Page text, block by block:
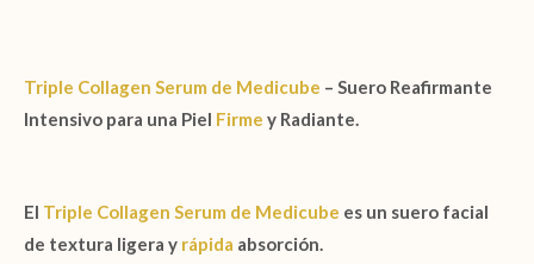
Triple Collagen Serum de Medicube – Suero Reafirmante
Intensivo para una Piel Firme y Radiante.
El Triple Collagen Serum de Medicube es un suero facial
de textura ligera y rápida absorción.